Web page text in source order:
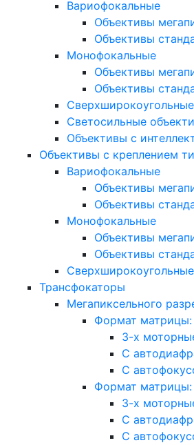
Вариофокальные
Объективы
Объективы
Монофокальные
Объективы
Объективы
Светосильные
Объективы с
Объективы с креплением
Вариофокальные
Объективы
Объективы
Монофокальные
Объективы
Объективы
Трансфокаторы
Мегапиксельного
Формат матрицы:
3-х
С
С
Формат матрицы:
3-х
С
С